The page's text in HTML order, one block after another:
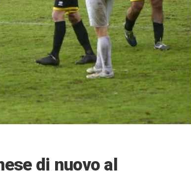
di nuovo al